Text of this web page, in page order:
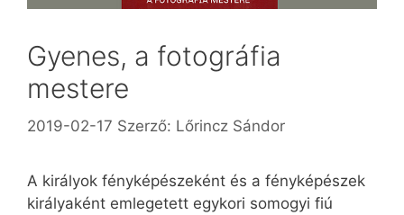
Gyenes, a fotográfia
mestere
2019-02-17 Szerző: Lőrincz Sándor
A királyok fényképészeként és a fényképészek
királyaként emlegetett egykori somogyi fiú